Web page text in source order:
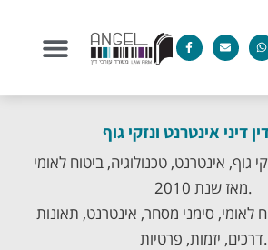
דיני אינטרנט ונזקי גוף
גוף, אינטרנט, טכנולוגיה, ביטוח לאומי
מאז שנת 2010.
לאומי, סימני מסחר, אינטרנט, תאונות
דרכים, יזמות, פרטיות.